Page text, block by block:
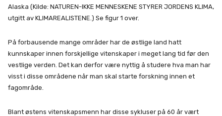
Alaska (Kilde: NATUREN-IKKE MENNESKENE STYRER JORDENS KLIMA,
utgitt av KLIMAREALISTENE.) Se figur 1 over.
På forbausende mange områder har de østlige land hatt
kunnskaper innen forskjellige vitenskaper i meget lang tid før den
vestlige verden. Det kan derfor være nyttig å studere hva man har
visst i disse områdene når man skal starte forskning innen et
fagområde.
Blant østens vitenskapsmenn har disse sykluser på 60 år vært